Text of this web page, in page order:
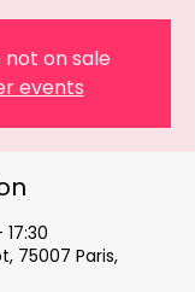
on sale
events
75007 Paris,